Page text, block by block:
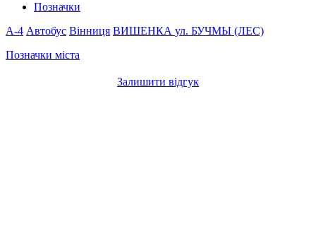
Позначки
A-4 Автобус Вінниця ВИШЕНКА ул. БУЧМЫ (ЛЕС)
Позначки міста
Залишити відгук